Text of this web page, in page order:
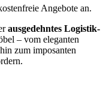
Angebote an.
ausgedehntes Logistik-
– vom eleganten
zum imposanten